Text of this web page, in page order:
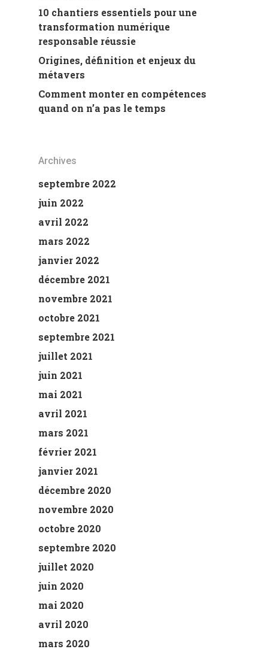
10 chantiers essentiels pour une
transformation numérique
responsable réussie
Origines, définition et enjeux du
métavers
Comment monter en compétences
quand on n’a pas le temps
Archives
septembre 2022
juin 2022
avril 2022
mars 2022
janvier 2022
décembre 2021
novembre 2021
octobre 2021
septembre 2021
juillet 2021
juin 2021
mai 2021
avril 2021
mars 2021
février 2021
janvier 2021
décembre 2020
novembre 2020
octobre 2020
septembre 2020
juillet 2020
juin 2020
mai 2020
avril 2020
mars 2020